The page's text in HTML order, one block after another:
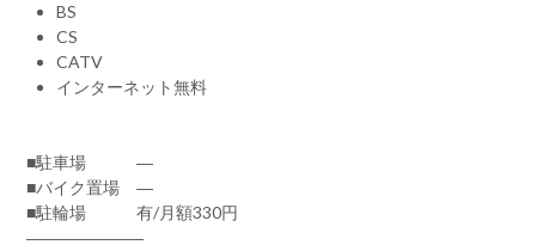
BS
CS
CATV
インターネット無料
■駐車場 ―
■バイク置場 ―
■駐輪場 有/月額330円
―――――――